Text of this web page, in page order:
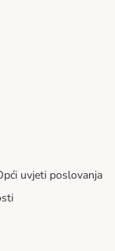
Method
uvjeti poslovanja